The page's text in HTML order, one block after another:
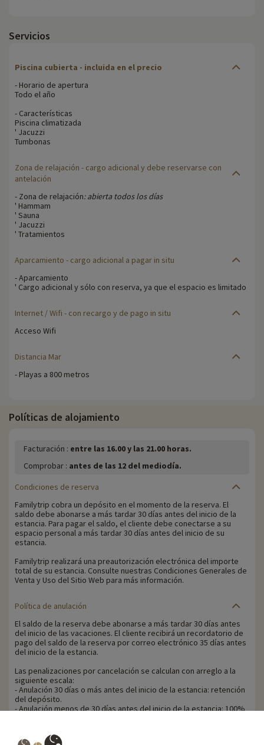
Servicios
Piscina cubierta - incluida en el precio
- Horario de apertura
Todo el año
- Características
Piscina climatizada
' Jacuzzi
Tumbonas
Zona de relajación - cargo adicional y debe reservarse con
antelación
- Zona de relajación: abierta todos los días
' Hammam
' Sauna
' Jacuzzi
' Tratamientos
Aparcamiento - cargo adicional a pagar in situ
- Aparcamiento
' Cargo adicional y sólo con reserva, ya que el espacio es limitado
Internet / Wifi - con recargo y de pago in situ
Acceso Wifi
Distancia Mar
- Playas a 800 metros
Políticas de alojamiento
Facturación : entre las 16.00 y las 21.00 horas.
Comprobar : antes de las 12 del mediodía.
Condiciones de reserva
Familytrip cobra un depósito en el momento de la reserva. El
saldo debe abonarse a más tardar 30 días antes del inicio de la
estancia. Para pagar el saldo, el cliente debe conectarse a su
espacio personal a más tardar 30 días antes del inicio de su
estancia.
Familytrip realizará una preautorización electrónica del importe
total de su estancia. Consulte nuestras Condiciones Generales de
Venta y Uso del Sitio Web para más información.
Política de anulación
El saldo de la reserva debe abonarse a más tardar 30 días antes
del inicio de las vacaciones. El cliente recibirá un recordatorio de
pago del saldo de la reserva por correo electrónico 35 días antes
del inicio de la estancia.
Las penalizaciones por cancelación se calculan con arreglo a la
siguiente escala:
- Anulación 30 días o más antes del inicio de la estancia: retención
del depósito.
- Anulación menos de 30 días antes del inicio de la estancia: 100%
Familytrip le recomienda contratar un seguro de anulación con su